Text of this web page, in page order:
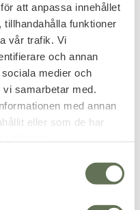
att anpassa innehållet
funktioner
vår trafik. Vi
och annan
medier och
samarbetar med.
med annan
eller som de har
Add to favorites
Marsh Lake Parka
Vinter Parka med kviltat foder.